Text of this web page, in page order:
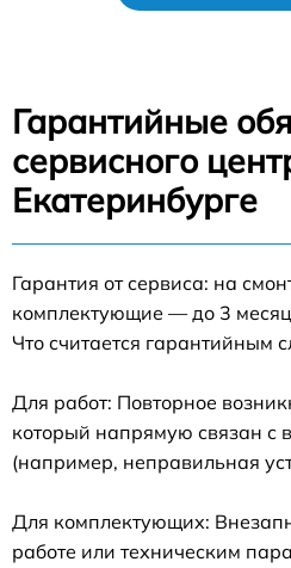
Гарантийные
сервисного
Екатеринбурге
Гарантия от сервиса: на
комплектующие — до 3
Что считается гарантийным
Для работ: Повторное
который напрямую связан с
(например, неправильная
Для комплектующих:
работе или техническим